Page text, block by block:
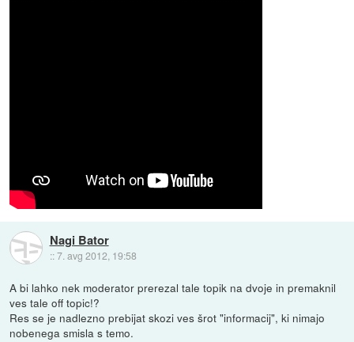
Nagi Bator
::7. avg 2012, 19:58
A bi lahko nek moderator prerezal tale topik na dvoje in premaknil
ves tale off topic!?
Res se je nadlezno prebijat skozi ves šrot "informacij", ki nimajo
nobenega smisla s temo.